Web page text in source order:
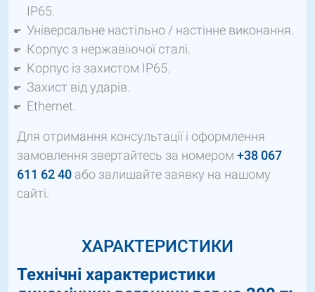
IP65.
Універсальне настільно / настінне виконання.
Корпус з нержавіючої сталі.
Корпус із захистом IP65.
Захист від ударів.
Ethernet.
Для отримання консультації і оформлення
замовлення звертайтесь за номером +38 067
611 62 40 або залишайте заявку на нашому
сайті.
ХАРАКТЕРИСТИКИ
Технічні характеристики